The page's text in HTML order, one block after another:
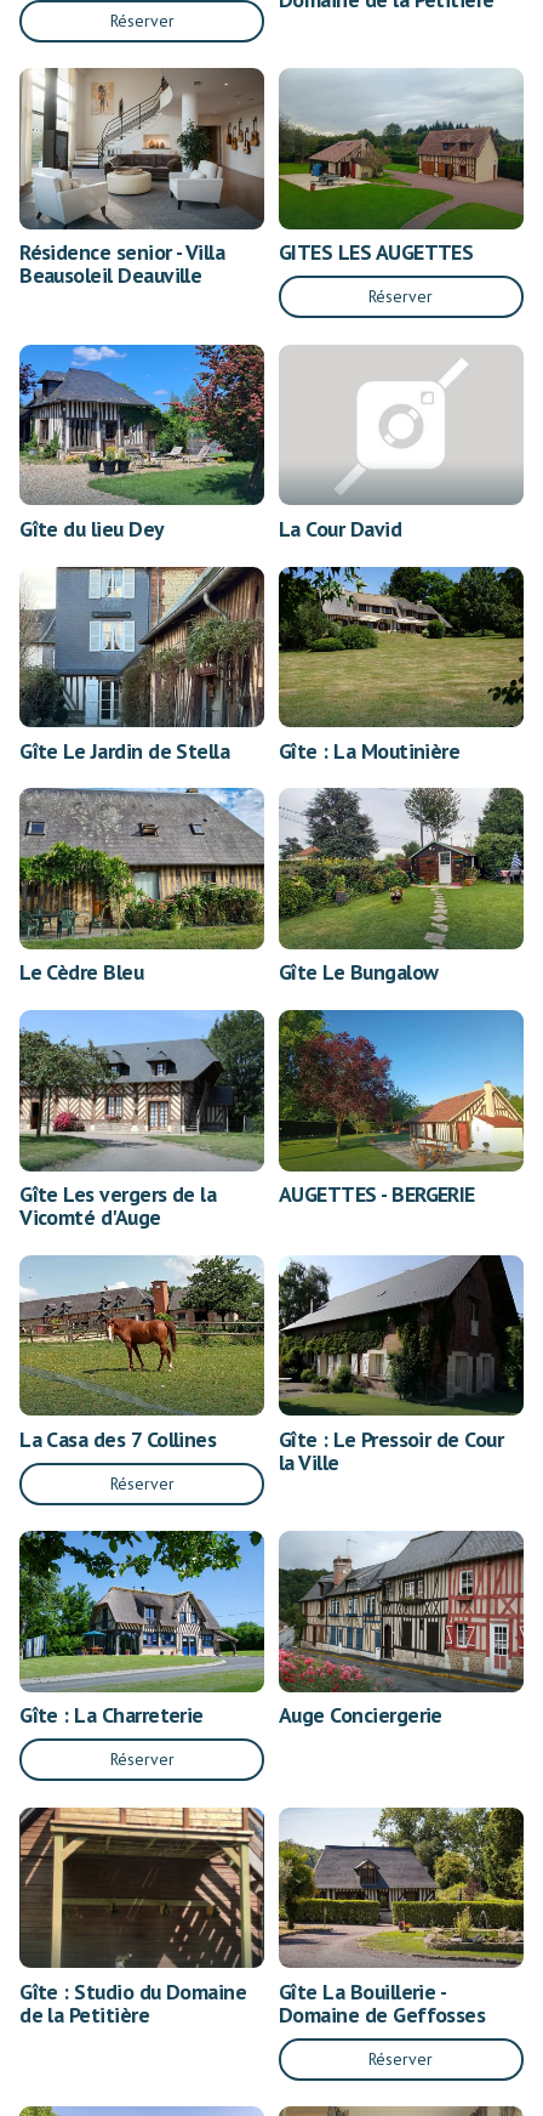
Réserver
Résidence senior - Villa
Beausoleil Deauville
GITES LES AUGETTES
Réserver
Gîte du lieu Dey La Cour David
Gîte Le Jardin de Stella Gîte : La Moutinière
Le Cèdre Bleu Gîte Le Bungalow
Gîte Les vergers de la
Vicomté d'Auge
AUGETTES - BERGERIE
La Casa des 7 Collines
Réserver
Gîte : Le Pressoir de Cour
la Ville
Gîte : La Charreterie
Réserver
Auge Conciergerie
Gîte : Studio du Domaine
de la Petitière
Gîte La Bouillerie -
Domaine de Geffosses
Réserver